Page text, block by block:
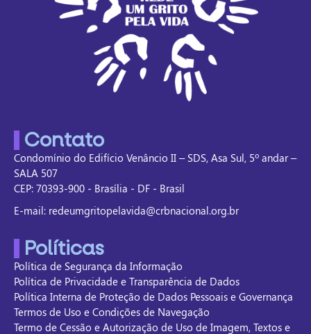
Contato
Condomínio do Edifício Venâncio II – SDS, Asa Sul, 5º andar –
SALA 507
CEP: 70393-900 - Brasília - DF - Brasil
E-mail: redeumgritopelavida@crbnacional.org.br
Políticas
Política de Segurança da Informação
Política de Privacidade e Transparência de Dados
Política Interna de Proteção de Dados Pessoais e Governança
Termos de Uso e Condições de Navegação
Termo de Cessão e Autorização de Uso de Imagem, Textos e